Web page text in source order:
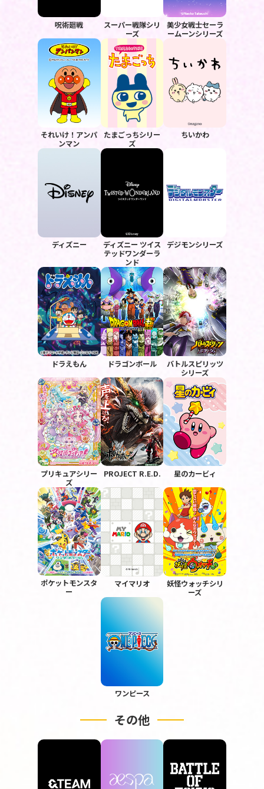
呪術廻戦
スーパー戦隊シリ
ーズ
美少女戦士セーラ
ームーンシリーズ
それいけ！アンパ
ンマン
たまごっちシリー
ズ
ちいかわ
ディズニー
ディズニー ツイス
テッドワンダーラ
ンド
デジモンシリーズ
ドラえもん ドラゴンボール
バトルスピリッツ
シリーズ
プリキュアシリー
ズ
PROJECT R.E.D. 星のカービィ
ポケットモンスタ
ー
マイマリオ
妖怪ウォッチシリ
ーズ
ワンピース
その他